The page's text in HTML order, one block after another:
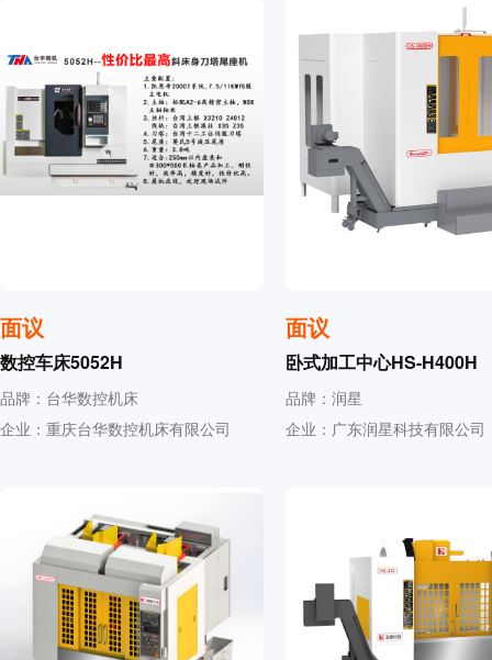
面议
数控车床5052H
品牌：台华数控机床
企业：重庆台华数控机床有限公司
面议
卧式加工中心HS-H400H
品牌：润星
企业：广东润星科技有限公司